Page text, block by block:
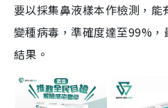
要以採集鼻液樣本作檢測，
變種病毒，準確度達至99%
結果。